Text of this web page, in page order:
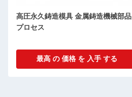
高圧永久鋳造模具 金属鋳造機械部品
プロセス
最高 の 価格 を 入手 する